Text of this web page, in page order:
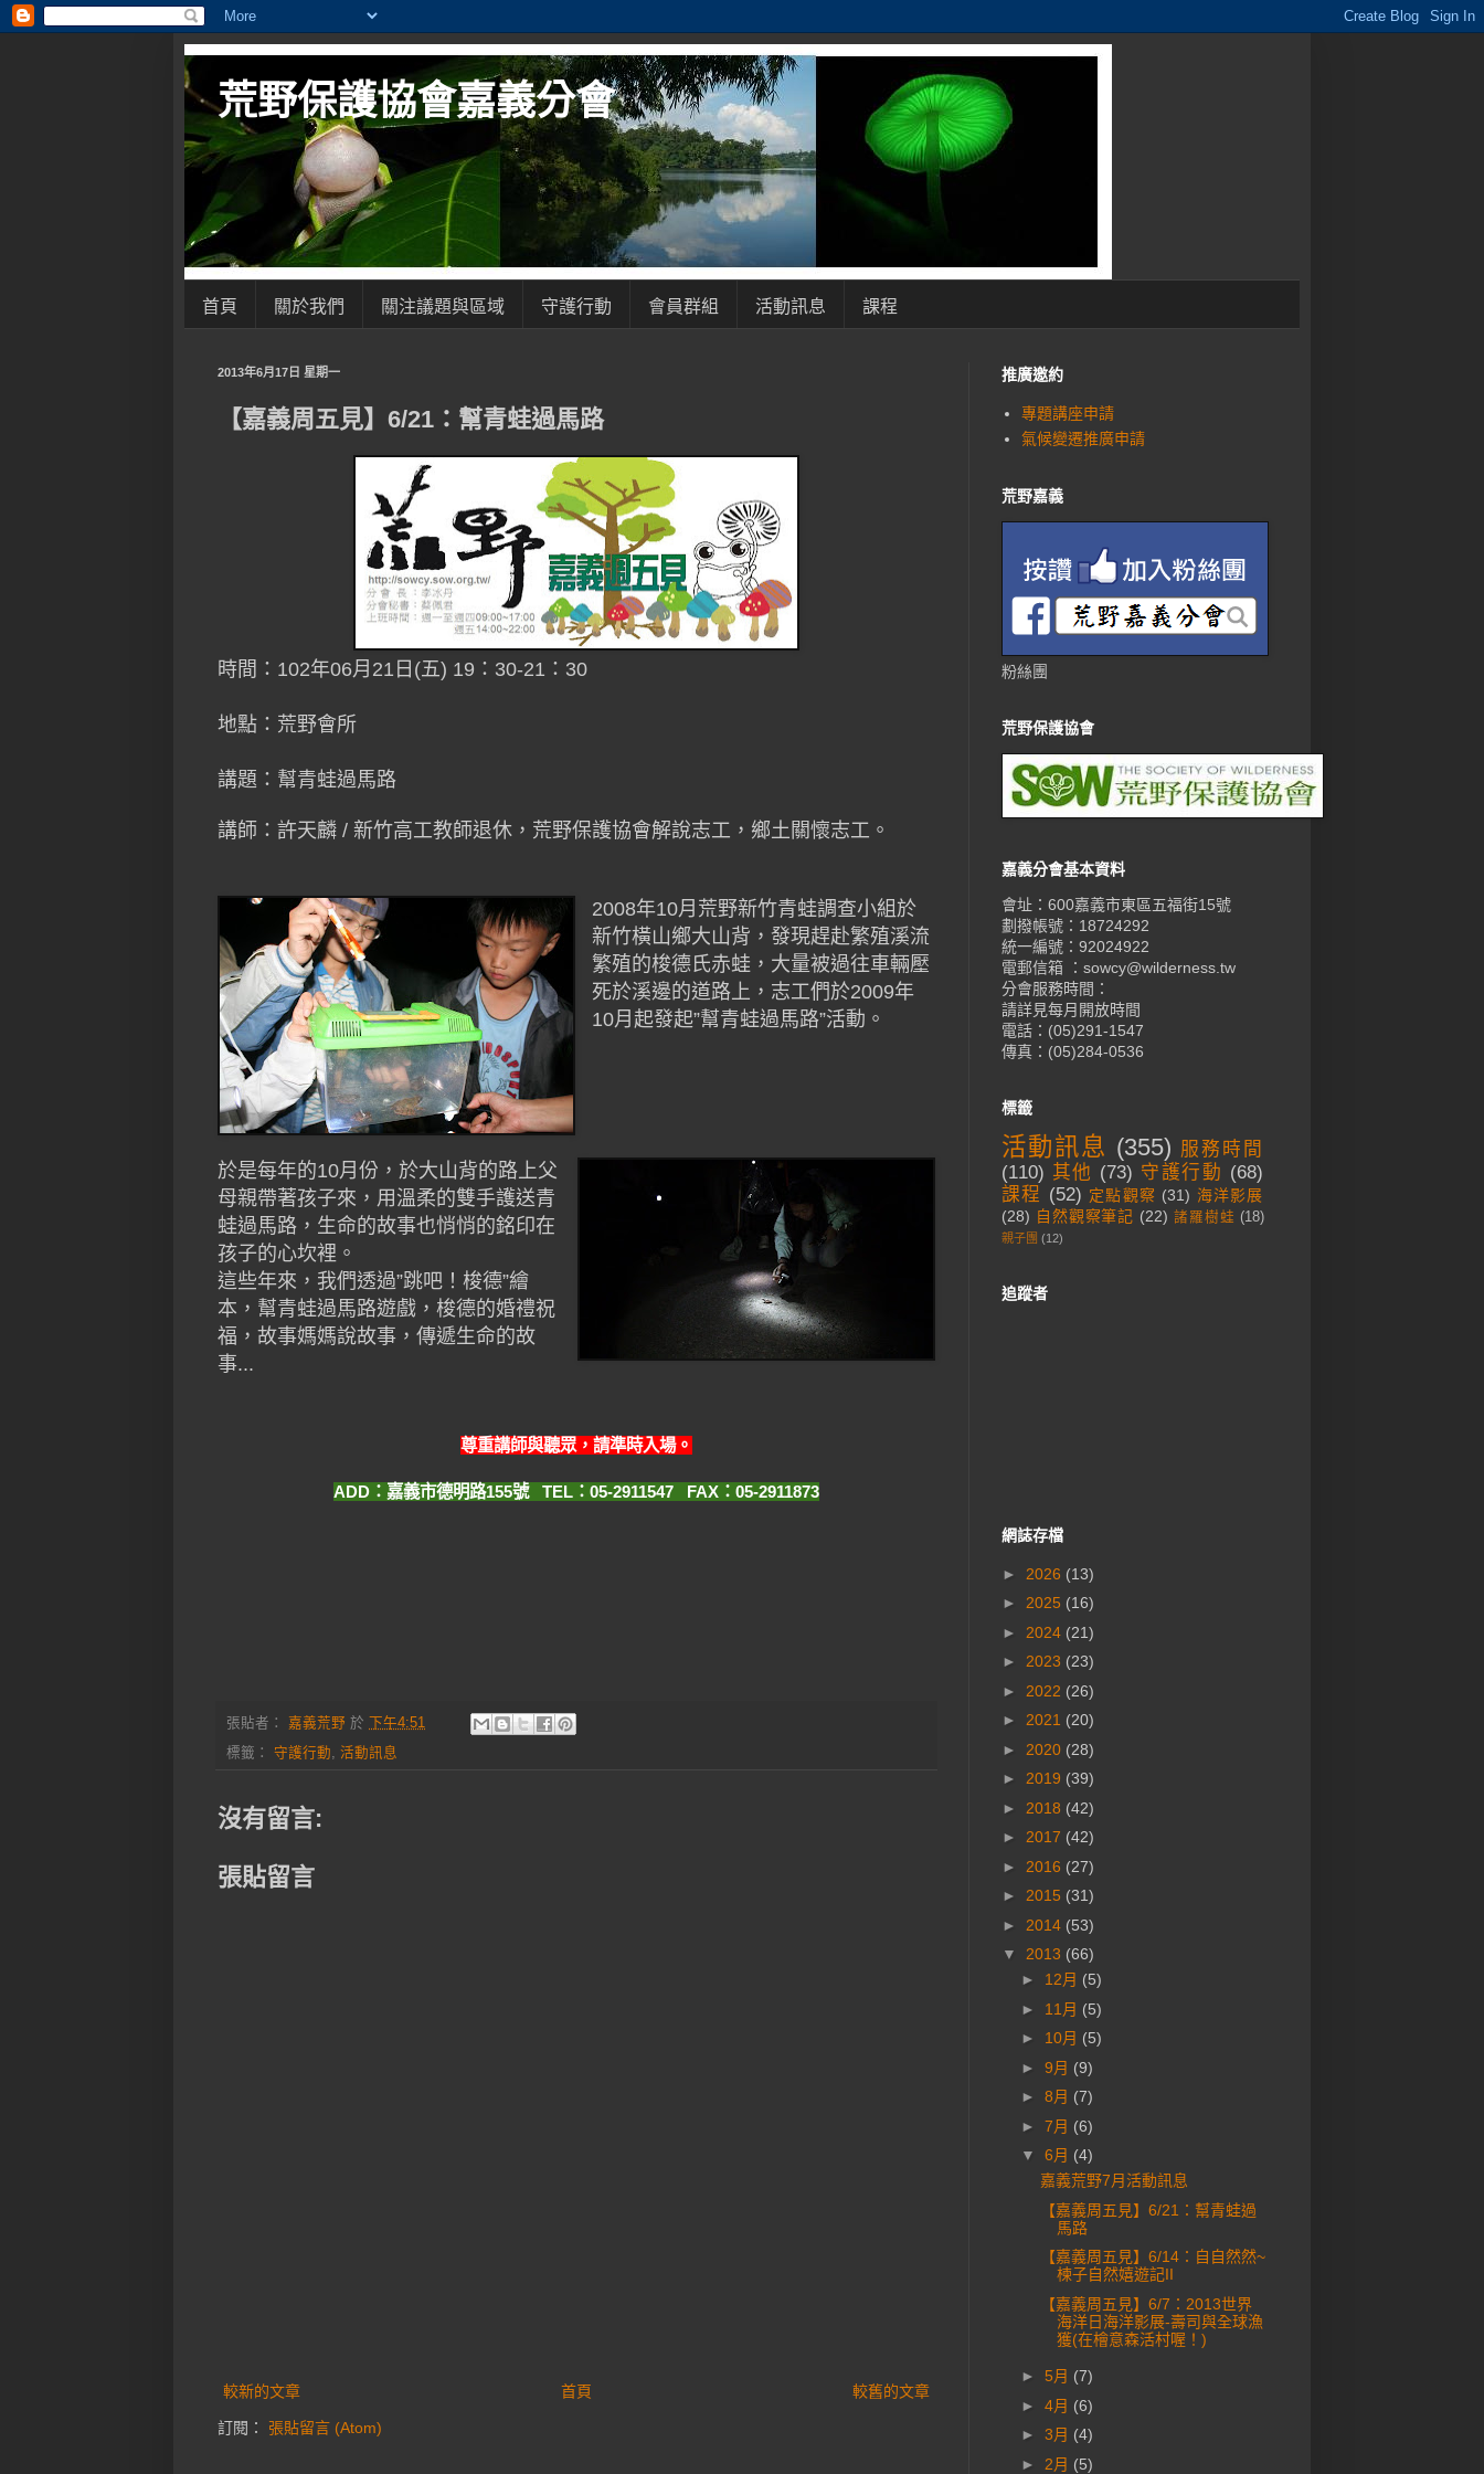
荒野保護協會嘉義分會
首頁 關於我們 關注議題與區域 守護行動 會員群組 活動訊息 課程
2013年6月17日 星期一
【嘉義周五見】6/21：幫青蛙過馬路
時間：102年06月21日(五) 19：30-21：30
地點：荒野會所
講題：幫青蛙過馬路
講師：許天麟 / 新竹高工教師退休，荒野保護協會解說志工，鄉土關懷志工。
2008年10月荒野新竹青蛙調查小組於
新竹橫山鄉大山背，發現趕赴繁殖溪流
繁殖的梭德氏赤蛙，大量被過往車輛壓
死於溪邊的道路上，志工們於2009年
10月起發起”幫青蛙過馬路”活動。
於是每年的10月份，於大山背的路上父
母親帶著孩子來，用溫柔的雙手護送青
蛙過馬路，生命的故事也悄悄的銘印在
孩子的心坎裡。
這些年來，我們透過”跳吧！梭德”繪
本，幫青蛙過馬路遊戲，梭德的婚禮祝
福，故事媽媽說故事，傳遞生命的故
事...
尊重講師與聽眾，請準時入場。
ADD：嘉義市德明路155號 TEL：05-2911547 FAX：05-2911873
張貼者： 嘉義荒野 於
下午4:51
標籤： 守護行動, 活動訊息
沒有留言:
張貼留言
較新的文章 較舊的文章
首頁
訂閱： 張貼留言 (Atom)
推廣邀約
專題講座申請
氣候變遷推廣申請
荒野嘉義
粉絲團
荒野保護協會
嘉義分會基本資料
會址：600嘉義市東區五福街15號
劃撥帳號：18724292
統一編號：92024922
電郵信箱 ：sowcy@wilderness.tw
分會服務時間：
請詳見每月開放時間
電話：(05)291-1547
傳真：(05)284-0536
標籤
活動訊息 (355) 服務時間
(110) 其他 (73) 守護行動 (68)
課程 (52) 定點觀察 (31) 海洋影展
(28) 自然觀察筆記 (22) 諸羅樹蛙 (18)
親子團 (12)
追蹤者
網誌存檔
► 2026 (13)
► 2025 (16)
► 2024 (21)
► 2023 (23)
► 2022 (26)
► 2021 (20)
► 2020 (28)
► 2019 (39)
► 2018 (42)
► 2017 (42)
► 2016 (27)
► 2015 (31)
► 2014 (53)
▼ 2013 (66)
► 12月 (5)
► 11月 (5)
► 10月 (5)
► 9月 (9)
► 8月 (7)
► 7月 (6)
▼ 6月 (4)
嘉義荒野7月活動訊息
【嘉義周五見】6/21：幫青蛙過
馬路
【嘉義周五見】6/14：自自然然~
楝子自然嬉遊記II
【嘉義周五見】6/7：2013世界
海洋日海洋影展-壽司與全球漁
獲(在檜意森活村喔！)
► 5月 (7)
► 4月 (6)
► 3月 (4)
► 2月 (5)